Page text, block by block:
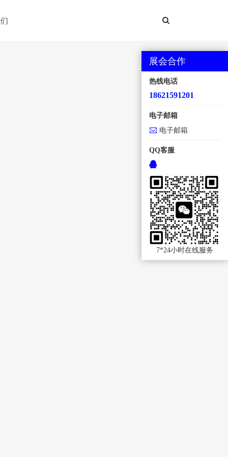
展会合作
热线电话
18621591201
电子邮箱
电子邮箱
QQ客服
7*24小时在线服务